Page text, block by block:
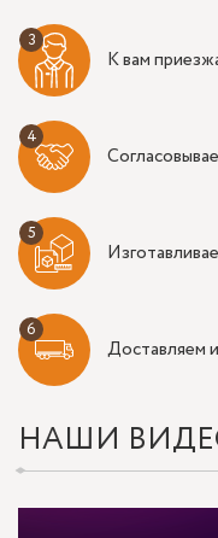
К вам
Доставляем
НАШИ